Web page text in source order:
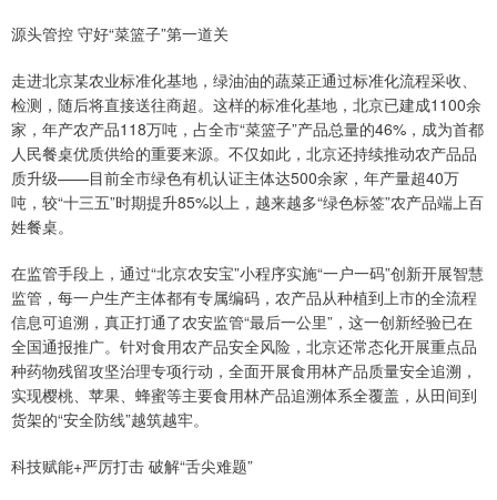
源头管控 守好“菜篮子”第一道关
走进北京某农业标准化基地，绿油油的蔬菜正通过标准化流程采收、
检测，随后将直接送往商超。这样的标准化基地，北京已建成1100余
家，年产农产品118万吨，占全市“菜篮子”产品总量的46%，成为首都
人民餐桌优质供给的重要来源。不仅如此，北京还持续推动农产品品
质升级——目前全市绿色有机认证主体达500余家，年产量超40万
吨，较“十三五”时期提升85%以上，越来越多“绿色标签”农产品端上百
姓餐桌。
在监管手段上，通过“北京农安宝”小程序实施“一户一码”创新开展智慧
监管，每一户生产主体都有专属编码，农产品从种植到上市的全流程
信息可追溯，真正打通了农安监管“最后一公里”，这一创新经验已在
全国通报推广。针对食用农产品安全风险，北京还常态化开展重点品
种药物残留攻坚治理专项行动，全面开展食用林产品质量安全追溯，
实现樱桃、苹果、蜂蜜等主要食用林产品追溯体系全覆盖，从田间到
货架的“安全防线”越筑越牢。
科技赋能+严厉打击 破解“舌尖难题”